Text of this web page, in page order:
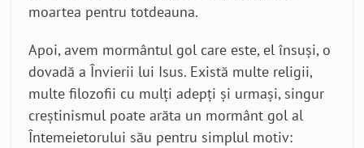
moartea pentru totdeauna.
Apoi, avem mormântul gol care este, el însuși, o
dovadă a Învierii lui Isus. Există multe religii,
multe filozofii cu mulți adepți și urmași, singur
creștinismul poate arăta un mormânt gol al
Întemeietorului său pentru simplul motiv: